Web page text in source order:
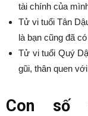
tài chính của
Tử vi tuổi Tân
là bạn cũng đã
Tử vi tuổi Quý
gũi, thân quen
Con số